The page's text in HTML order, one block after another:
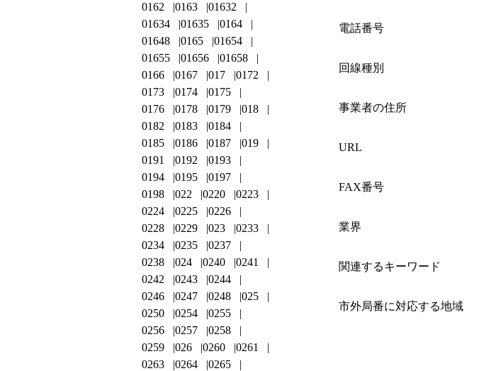
電話番号
回線種別
事業者の住所
URL
FAX番号
業界
関連するキーワード
市外局番に対応する地域
0162
0163
01632
01634
01635
0164
01648
0165
01654
01655
01656
01658
0166
0167 017
0172
0173
0174
0175
0176
0178 0179
018
0182
0183
0184
0185
0186 0187
019
0191
0192
0193
0194
0195
0197
0198
022 0220
0223
0224
0225
0226
0228
0229 023
0233
0234
0235
0237
0238
024 0240
0241
0242
0243
0244
0246
0247 0248
025
0250
0254
0255
0256
0257
0258
0259
026 0260
0261
0263
0264
0265